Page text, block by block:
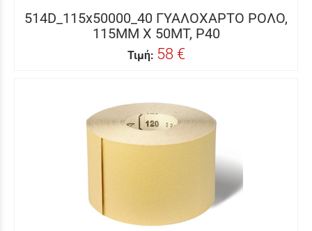
514D_115x50000_40 ΓΥΑΛΟΧΑΡΤΟ ΡΟΛΟ,
115MM X 50MΤ, P40
Τιμή: 58 €